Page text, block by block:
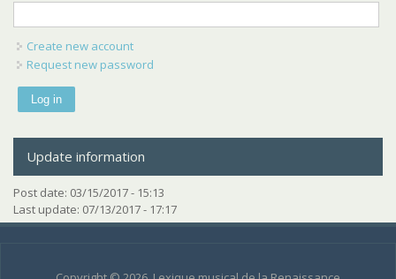
Create new account
Request new password
Update information
Post date: 03/15/2017 - 15:13
Last update: 07/13/2017 - 17:17